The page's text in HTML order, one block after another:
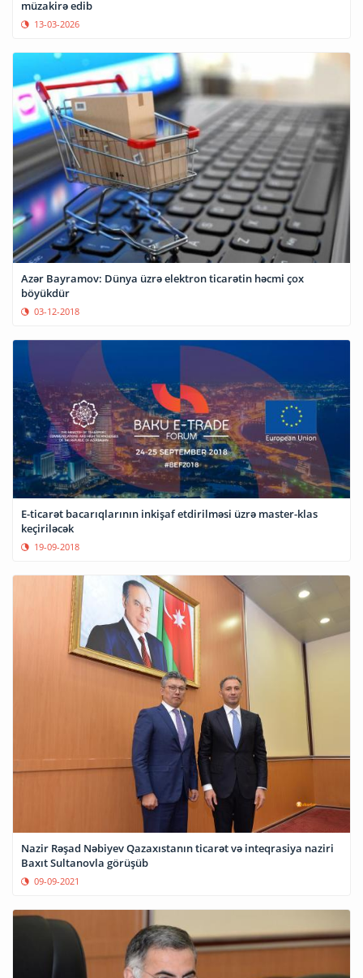
müzakirə edib
13-03-2026
Azər Bayramov: Dünya üzrə elektron ticarətin həcmi çox
böyükdür
03-12-2018
E-ticarət bacarıqlarının inkişaf etdirilməsi üzrə master-klas
keçiriləcək
19-09-2018
Nazir Rəşad Nəbiyev Qazaxıstanın ticarət və inteqrasiya naziri
Baxıt Sultanovla görüşüb
09-09-2021